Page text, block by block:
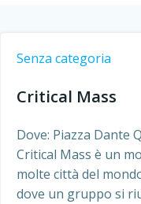
Senza categoria
Critical Mass
Dove: Piazza Dante
Critical Mass è un
molte città del
dove un gruppo si